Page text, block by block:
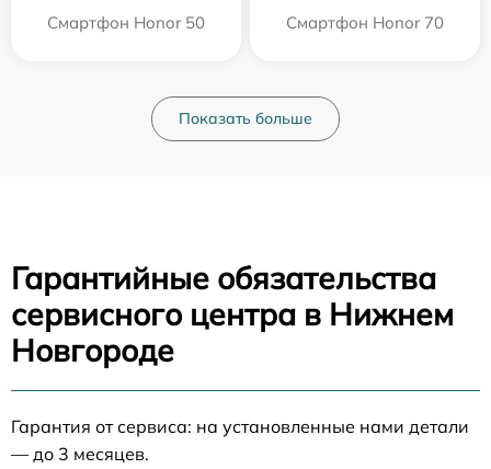
Смартфон Honor 50 Смартфон Honor 70
Показать больше
Гарантийные обязательства
сервисного центра в Нижнем
Новгороде
Гарантия от сервиса: на установленные нами детали
— до 3 месяцев.